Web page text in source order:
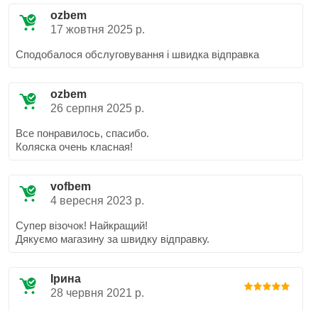
ozbem
17 жовтня 2025 р.
Сподобалося обслуговування і швидка відправка
ozbem
26 серпня 2025 р.
Все понравилось, спасибо.
Коляска очень класная!
vofbem
4 вересня 2023 р.
Супер візочок! Найкращий!
Дякуємо магазину за швидку відправку.
Ірина
28 червня 2021 р.